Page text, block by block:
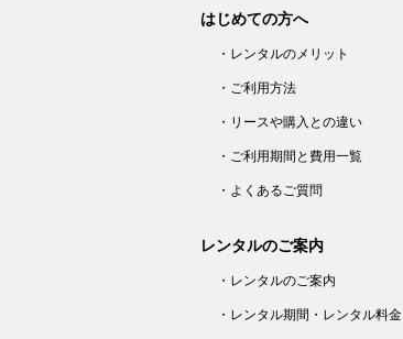
はじめての方へ
・レンタルのメリット
・ご利用方法
・リースや購入との違い
・ご利用期間と費用一覧
・よくあるご質問
レンタルのご案内
・レンタルのご案内
・レンタル期間・レンタル料金